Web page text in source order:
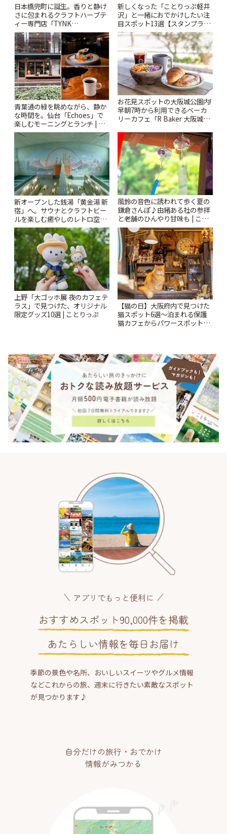
日本橋兜町に誕生。香りと静け
さに包まれるクラフトハーブテ
ィー専門店「TYNK
Kabutocho」 | ことりっぷ
新しくなった「ことりっぷ軽井
沢」と一緒におでかけしたい注
目スポット13選【スタンプラリ
ー開催中】 | ことりっぷ
青葉通の緑を眺めながら、静か
な時間を。仙台「Echoes」で
楽しむモーニングとランチ | こ
とりっぷ
お花見スポットの大阪城公園内!
早朝7時から利用できるベーカ
リーカフェ「R Baker 大阪城公
新オープンした銭湯「黄金湯 新
宿」へ。サウナとクラフトビー
ルを楽しむ癒やしのレトロ空間
| ことりっぷ
風鈴の音色に誘われて歩く夏の
鎌倉さんぽ♪由緒ある社の参拝
と老舗のひんやり甘味も | こと
りっぷ
上野「大ゴッホ展 夜のカフェテ
ラス」で見つけた、オリジナル
限定グッズ10選 | ことりっぷ
【猫の日】大阪府内で見つけた
猫スポット6選〜泊まれる保護
猫カフェからパワースポットま
アプリでもっと便利に
おすすめスポット90,000件を掲載
あたらしい情報を毎日お届け
季節の景色や名所、おいしいスイーツやグルメ情報
などこれからの旅、週末に行きたい素敵なスポット
が見つかります♪
自分だけの旅行・おでかけ
情報がみつかる